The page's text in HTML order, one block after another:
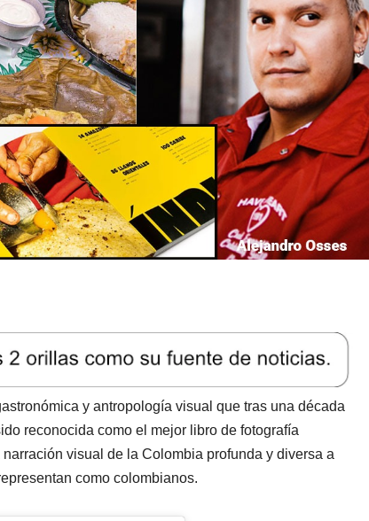
y antropología visual que tras una década
reconocida como el mejor libro de fotografía
visual de la Colombia profunda y diversa a
como colombianos.